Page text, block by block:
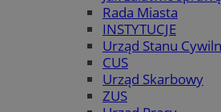
Rada Miasta
INSTYTUCJE
Urząd Stanu
CUS
Urząd Skarbowy
ZUS